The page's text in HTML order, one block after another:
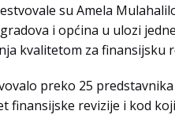
su Amela
i općina u ulozi
kvalitetom za finansijsku
preko 25
finansijske revizije i kod